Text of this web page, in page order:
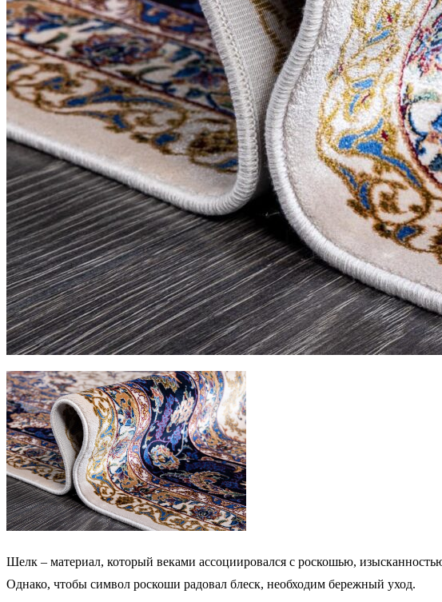
Шелк – материал, который веками ассоциировался с роскошью,
Однако, чтобы символ роскоши радовал блеск, необходим бережный уход.